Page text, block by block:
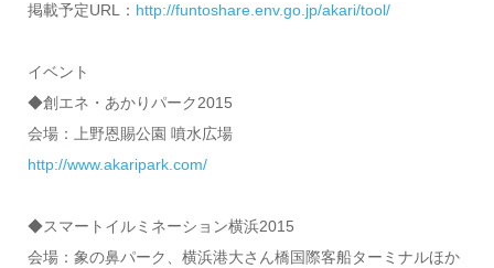
掲載予定URL： http://funtoshare.env.go.jp/akari/tool/
イベント
◆創エネ・あかりパーク2015
会場：上野恩賜公園 噴水広場
http://www.akaripark.com/
◆スマートイルミネーション横浜2015
会場：象の鼻パーク、横浜港大さん橋国際客船ターミナルほか